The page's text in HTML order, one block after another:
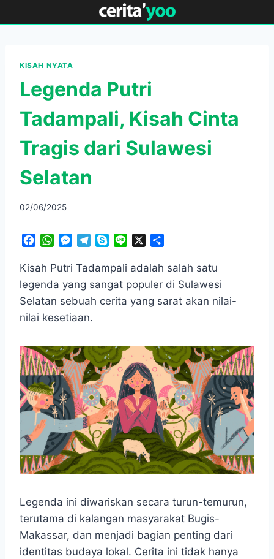
to
KISAH NYATA
Legenda Putri
Tadampali, Kisah Cinta
Tragis dari Sulawesi
Selatan
02/06/2025
c
e
o
o
W
a
t
A
p
M
s
s
e
n
g
r
l
e
g
r
a
y
p
e
n
e
a
r
Kisah Putri Tadampali adalah salah satu
legenda yang sangat populer di Sulawesi
Selatan sebuah cerita yang sarat akan nilai-
nilai kesetiaan.
Legenda ini diwariskan secara turun-temurun,
terutama di kalangan masyarakat Bugis-
Makassar, dan menjadi bagian penting dari
identitas budaya lokal. Cerita ini tidak hanya